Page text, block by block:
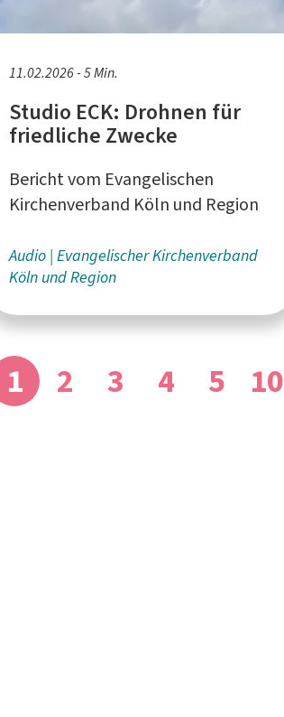
11.02.2026 - 5 Min.
Studio ECK: Drohnen für
friedliche Zwecke
Bericht vom Evangelischen
Kirchenverband Köln und Region
Audio Evangelischer Kirchenverband
Köln und Region
1 2 3 4 5 10